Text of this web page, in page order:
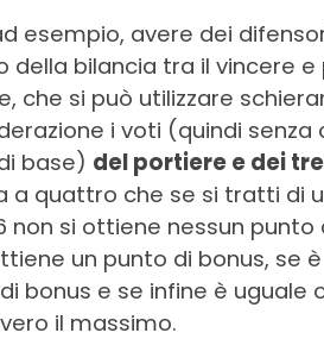
esempio, avere dei
bilancia tra il vincere e
che si può utilizzare
i voti (quindi senza
base) del portiere e dei
a quattro che se si tratti di
si ottiene nessun punto
un punto di bonus, se
bonus e se infine è uguale
il massimo.